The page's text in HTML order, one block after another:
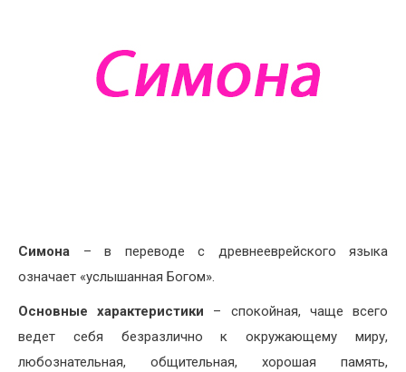
Недвижимость
Симона – в переводе с древнееврейского языка
означает «услышанная Богом».
Основные характеристики – спокойная, чаще всего
ведет себя безразлично к окружающему миру,
любознательная, общительная, хорошая память,